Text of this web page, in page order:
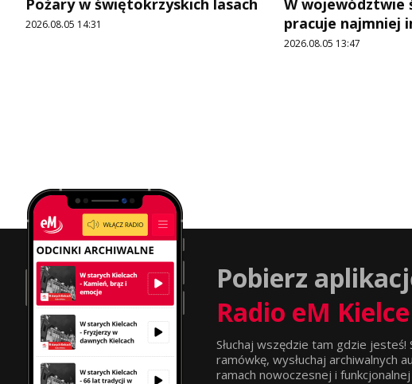
Pożary w świętokrzyskich lasach
2026.08.05 14:31
W województwie
pracuje najmniej
2026.08.05 13:47
Pobierz
Radio eM Kielce
Słuchaj wszędzie tam gdzie jesteś!
ramówkę, wysłuchaj archiwalnych
ramach nowoczesnej i funkcjonalnej